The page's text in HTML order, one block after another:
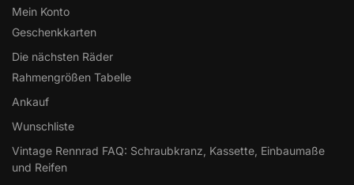
Mein Konto
Geschenkkarten
Die nächsten Räder
Rahmengrößen Tabelle
Ankauf
Wunschliste
Vintage Rennrad FAQ: Schraubkranz, Kassette, Einbaumaße
und Reifen